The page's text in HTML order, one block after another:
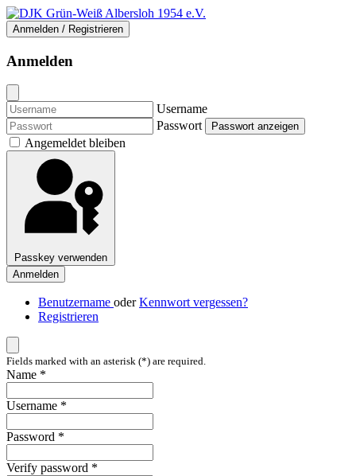
Anmelden / Registrieren
Anmelden
Username
Passwort
Passwort anzeigen
Angemeldet bleiben
Passkey verwenden
Anmelden
Benutzername oderKennwort vergessen?
Registrieren
Fields marked with an asterisk (*) are required.
Name *
Username *
Password *
Verify password *